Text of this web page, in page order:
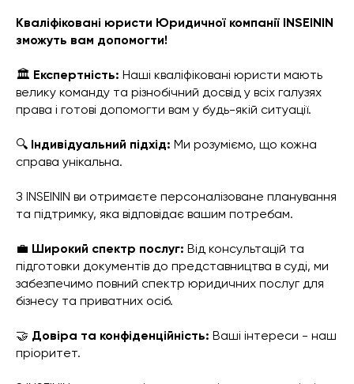
Кваліфіковані юристи Юридичної компанії INSEININ
зможуть вам допомогти!
🏛️ Експертність: Наші кваліфіковані юристи мають
велику команду та різнобічний досвід у всіх галузях
права і готові допомогти вам у будь-якій ситуації.
🔍 Індивідуальний підхід: Ми розуміємо, що кожна
справа унікальна.
З INSEININ ви отримаєте персоналізоване планування
та підтримку, яка відповідає вашим потребам.
💼 Широкий спектр послуг: Від консультацій та
підготовки документів до представництва в суді, ми
забезпечимо повний спектр юридичних послуг для
бізнесу та приватних осіб.
🤝 Довіра та конфіденційність: Ваші інтереси - наш
пріоритет.